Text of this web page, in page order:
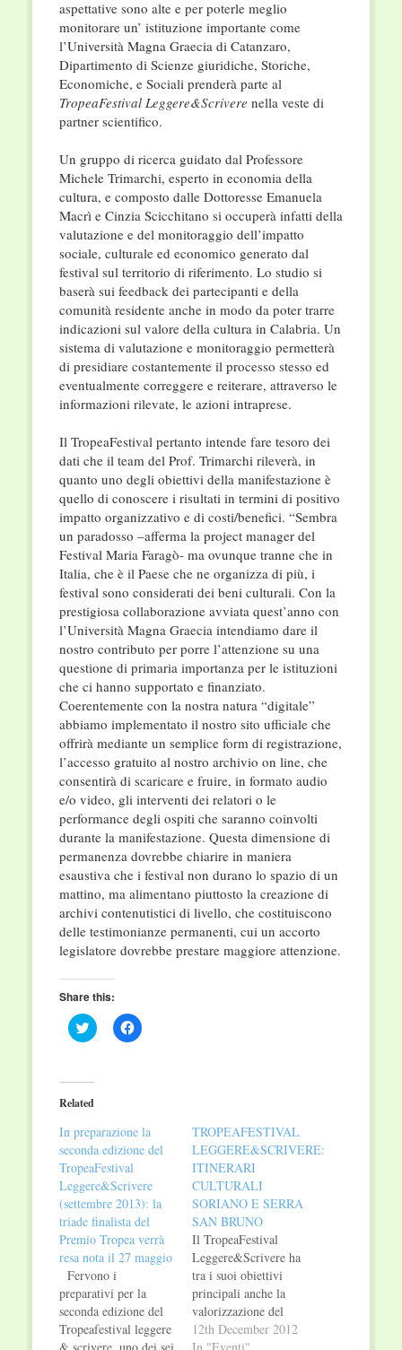
aspettative sono alte e per poterle meglio
monitorare un’ istituzione importante come
l’Università Magna Graecia di Catanzaro,
Dipartimento di Scienze giuridiche, Storiche,
Economiche, e Sociali prenderà parte al
TropeaFestival Leggere&Scrivere nella veste di
partner scientifico.
Un gruppo di ricerca guidato dal Professore
Michele Trimarchi, esperto in economia della
cultura, e composto dalle Dottoresse Emanuela
Macrì e Cinzia Scicchitano si occuperà infatti della
valutazione e del monitoraggio dell’impatto
sociale, culturale ed economico generato dal
festival sul territorio di riferimento. Lo studio si
baserà sui feedback dei partecipanti e della
comunità residente anche in modo da poter trarre
indicazioni sul valore della cultura in Calabria. Un
sistema di valutazione e monitoraggio permetterà
di presidiare costantemente il processo stesso ed
eventualmente correggere e reiterare, attraverso le
informazioni rilevate, le azioni intraprese.
Il TropeaFestival pertanto intende fare tesoro dei
dati che il team del Prof. Trimarchi rileverà, in
quanto uno degli obiettivi della manifestazione è
quello di conoscere i risultati in termini di positivo
impatto organizzativo e di costi/benefici. “Sembra
un paradosso –afferma la project manager del
Festival Maria Faragò- ma ovunque tranne che in
Italia, che è il Paese che ne organizza di più, i
festival sono considerati dei beni culturali. Con la
prestigiosa collaborazione avviata quest’anno con
l’Università Magna Graecia intendiamo dare il
nostro contributo per porre l’attenzione su una
questione di primaria importanza per le istituzioni
che ci hanno supportato e finanziato.
Coerentemente con la nostra natura “digitale”
abbiamo implementato il nostro sito ufficiale che
offrirà mediante un semplice form di registrazione,
l’accesso gratuito al nostro archivio on line, che
consentirà di scaricare e fruire, in formato audio
e/o video, gli interventi dei relatori o le
performance degli ospiti che saranno coinvolti
durante la manifestazione. Questa dimensione di
permanenza dovrebbe chiarire in maniera
esaustiva che i festival non durano lo spazio di un
mattino, ma alimentano piuttosto la creazione di
archivi contenutistici di livello, che costituiscono
delle testimonianze permanenti, cui un accorto
legislatore dovrebbe prestare maggiore attenzione.
Share this:
Click
to
(Opens
in
new
Click
to
Related
In preparazione la
seconda edizione del
TropeaFestival
Leggere&Scrivere
(settembre 2013): la
triade finalista del
Premio Tropea verrà
resa nota il 27 maggio
Fervono i
preparativi per la
seconda edizione del
Tropeafestival leggere
TROPEAFESTIVAL
LEGGERE&SCRIVERE:
ITINERARI
CULTURALI
SORIANO E SERRA
SAN BRUNO
Il TropeaFestival
Leggere&Scrivere ha
tra i suoi obiettivi
principali anche la
valorizzazione del
comprensorio
12th December 2012